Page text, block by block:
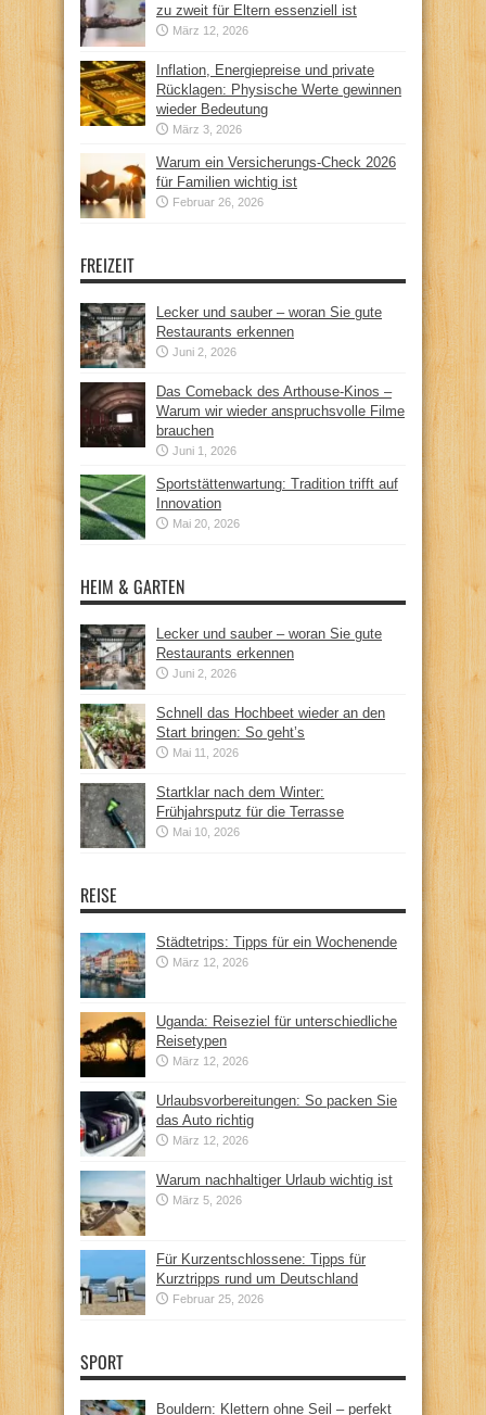
zu zweit für Eltern essenziell ist
März 12, 2026
Inflation, Energiepreise und private
Rücklagen: Physische Werte gewinnen
wieder Bedeutung
März 3, 2026
Warum ein Versicherungs-Check 2026
für Familien wichtig ist
Februar 26, 2026
FREIZEIT
Lecker und sauber – woran Sie gute
Restaurants erkennen
Juni 2, 2026
Das Comeback des Arthouse-Kinos –
Warum wir wieder anspruchsvolle Filme
brauchen
Juni 1, 2026
Sportstättenwartung: Tradition trifft auf
Innovation
Mai 20, 2026
HEIM & GARTEN
Lecker und sauber – woran Sie gute
Restaurants erkennen
Juni 2, 2026
Schnell das Hochbeet wieder an den
Start bringen: So geht’s
Mai 11, 2026
Startklar nach dem Winter:
Frühjahrsputz für die Terrasse
Mai 10, 2026
REISE
Städtetrips: Tipps für ein Wochenende
März 12, 2026
Uganda: Reiseziel für unterschiedliche
Reisetypen
März 12, 2026
Urlaubsvorbereitungen: So packen Sie
das Auto richtig
März 12, 2026
Warum nachhaltiger Urlaub wichtig ist
März 5, 2026
Für Kurzentschlossene: Tipps für
Kurztripps rund um Deutschland
Februar 25, 2026
SPORT
Bouldern: Klettern ohne Seil – perfekt